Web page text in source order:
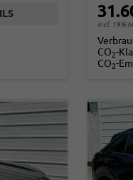
incl. 19%
CO2-
CO2-